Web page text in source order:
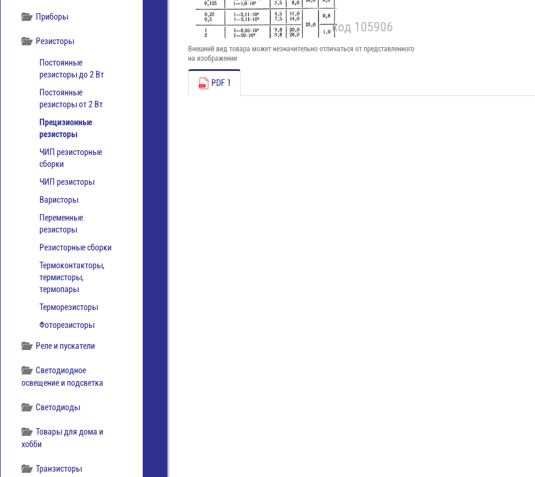
Приборы
Резисторы
Постоянные
резисторы до 2 Вт
Постоянные
резисторы от 2 Вт
Прецизионные
резисторы
ЧИП резисторные
сборки
ЧИП резисторы
Варисторы
Переменные
резисторы
Резисторные сборки
Термоконтакторы,
термисторы,
термопары
Терморезисторы
Фоторезисторы
Реле и пускатели
Светодиодное
освещение и подсветка
Светодиоды
Товары для дома и
хобби
Транзисторы
Внешний вид товара может незначительно отличаться от представленного
на изображении
PDF 1